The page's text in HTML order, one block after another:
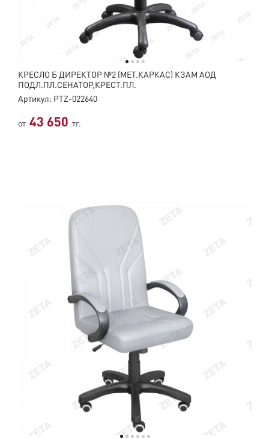
КРЕСЛО Б ДИРЕКТОР №2 (МЕТ.КАРКАС) КЗАМ АОД
ПОДЛ.ПЛ.СЕНАТОР,КРЕСТ.ПЛ.
Артикул: PTZ-022640
от 43 650 тг.